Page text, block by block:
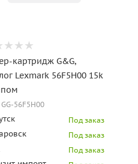
картридж G&G,
Lexmark 56F5H00 15k
56F5H00
Под заказ
Под заказ
Под заказ